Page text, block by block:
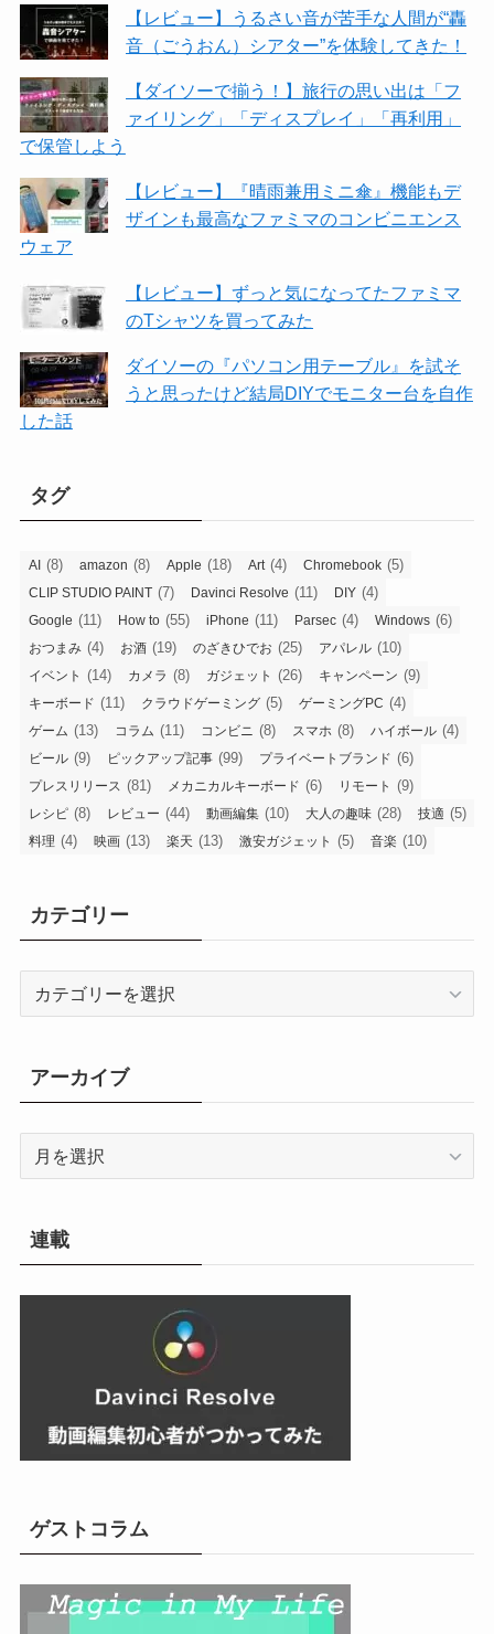
【レビュー】うるさい音が苦手な人間が“轟
音（ごうおん）シアター”を体験してきた！
【ダイソーで揃う！】旅行の思い出は「フ
ァイリング」「ディスプレイ」「再利用」
で保管しよう
【レビュー】『晴雨兼用ミニ傘』機能もデ
ザインも最高なファミマのコンビニエンス
ウェア
【レビュー】ずっと気になってたファミマ
のTシャツを買ってみた
ダイソーの『パソコン用テーブル』を試そ
うと思ったけど結局DIYでモニター台を自作
した話
タグ
AI (8) amazon (8) Apple (18) Art (4) Chromebook (5)
CLIP STUDIO PAINT (7) Davinci Resolve (11) DIY (4)
Google (11) How to (55) iPhone (11) Parsec (4) Windows (6)
おつまみ (4) お酒 (19) のざきひでお (25) アパレル (10)
イベント (14) カメラ (8) ガジェット (26) キャンペーン (9)
キーボード (11) クラウドゲーミング (5) ゲーミングPC (4)
ゲーム (13) コラム (11) コンビニ (8) スマホ (8) ハイボール (4)
ビール (9) ピックアップ記事 (99) プライベートブランド (6)
プレスリリース (81) メカニカルキーボード (6) リモート (9)
レシピ (8) レビュー (44) 動画編集 (10) 大人の趣味 (28) 技適 (5)
料理 (4) 映画 (13) 楽天 (13) 激安ガジェット (5) 音楽 (10)
カテゴリー
リ
ー
アーカイブ
イ
ブ
連載
ゲストコラム